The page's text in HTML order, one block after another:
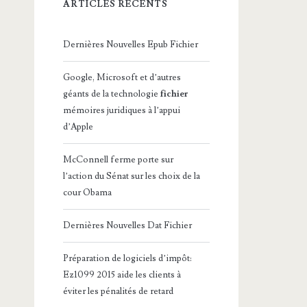
ARTICLES RÉCENTS
Dernières Nouvelles Epub Fichier
Google, Microsoft et d’autres
géants de la technologiefichier
mémoires juridiques à l’appui
d’Apple
McConnell ferme porte sur
l’action du Sénat sur les choix de la
cour Obama
Dernières Nouvelles Dat Fichier
Préparation de logiciels d’impôt:
Ez1099 2015 aide les clients à
éviter les pénalités de retard